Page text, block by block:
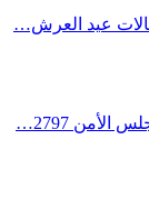
عيد العرش…
2797…